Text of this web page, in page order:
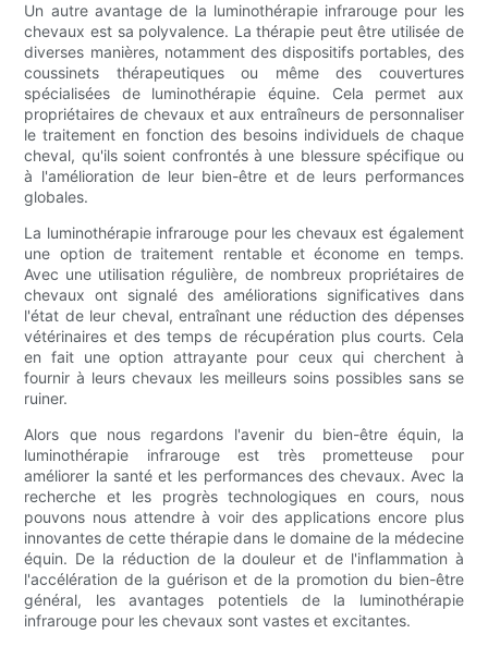
Un autre avantage de la luminothérapie infrarouge pour les
chevaux est sa polyvalence. La thérapie peut être utilisée de
diverses manières, notamment des dispositifs portables, des
coussinets thérapeutiques ou même des couvertures
spécialisées de luminothérapie équine. Cela permet aux
propriétaires de chevaux et aux entraîneurs de personnaliser
le traitement en fonction des besoins individuels de chaque
cheval, qu'ils soient confrontés à une blessure spécifique ou
à l'amélioration de leur bien-être et de leurs performances
globales.
La luminothérapie infrarouge pour les chevaux est également
une option de traitement rentable et économe en temps.
Avec une utilisation régulière, de nombreux propriétaires de
chevaux ont signalé des améliorations significatives dans
l'état de leur cheval, entraînant une réduction des dépenses
vétérinaires et des temps de récupération plus courts. Cela
en fait une option attrayante pour ceux qui cherchent à
fournir à leurs chevaux les meilleurs soins possibles sans se
ruiner.
Alors que nous regardons l'avenir du bien-être équin, la
luminothérapie infrarouge est très prometteuse pour
améliorer la santé et les performances des chevaux. Avec la
recherche et les progrès technologiques en cours, nous
pouvons nous attendre à voir des applications encore plus
innovantes de cette thérapie dans le domaine de la médecine
équin. De la réduction de la douleur et de l'inflammation à
l'accélération de la guérison et de la promotion du bien-être
général, les avantages potentiels de la luminothérapie
infrarouge pour les chevaux sont vastes et excitantes.